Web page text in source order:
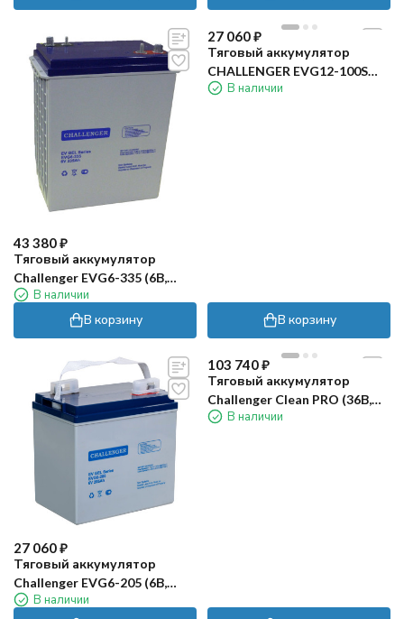
43 380₽
Тяговый аккумулятор
Challenger EVG6-335 (6В,
310Ач, Gel)
В наличии
В корзину
27 060₽
Тяговый аккумулятор
CHALLENGER EVG12-100S
(12В, 85Ач, GEL)
В наличии
В корзину
27 060₽
Тяговый аккумулятор
Challenger EVG6-205 (6В,
175Ач/С5, Gel)
В наличии
103 740₽
Тяговый аккумулятор
Challenger Clean PRO (36В,
75Ач, LiFePO4)
В наличии